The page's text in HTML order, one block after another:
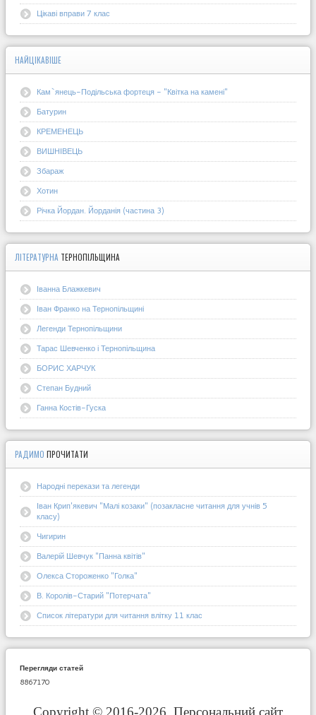
Цікаві вправи 7 клас
НАЙЦІКАВІШЕ
Кам`янець-Подільська фортеця - "Квітка на камені"
Батурин
КРЕМЕНЕЦЬ
ВИШНІВЕЦЬ
Збараж
Хотин
Річка Йордан. Йорданія (частина 3)
ЛІТЕРАТУРНА ТЕРНОПІЛЬЩИНА
Іванна Блажкевич
Іван Франко на Тернопільщині
Легенди Тернопільщини
Тарас Шевченко і Тернопільщина
БОРИС ХАРЧУК
Степан Будний
Ганна Костів-Гуска
РАДИМО ПРОЧИТАТИ
Народні перекази та легенди
Іван Крип'якевич "Малі козаки" (позакласне читання для учнів 5
класу)
Чигирин
Валерій Шевчук "Панна квітів"
Олекса Стороженко "Голка"
В. Королів-Старий "Потерчата"
Список літератури для читання влітку 11 клас
Перегляди статей
8867170
Copyright © 2016-2026. Персональний сайт